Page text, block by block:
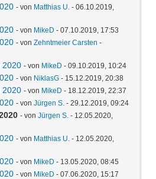
- von Matthias U. - 06.10.2019,
- von MikeD - 07.10.2019, 17:53
- von Zehntmeier Carsten -
2020 - von MikeD - 09.10.2019, 10:24
- von NiklasG - 15.12.2019, 20:38
2020 - von MikeD - 18.12.2019, 22:37
- von Jürgen S. - 29.12.2019, 09:24
- von Jürgen S. - 12.05.2020,
- von Matthias U. - 12.05.2020,
- von MikeD - 13.05.2020, 08:45
- von MikeD - 07.06.2020, 15:17